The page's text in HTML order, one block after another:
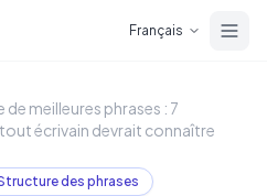
Français
meilleures phrases : 7
écrivain devrait connaître
des phrases